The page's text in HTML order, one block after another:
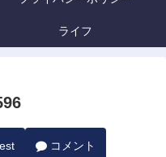
ライフ
コメント